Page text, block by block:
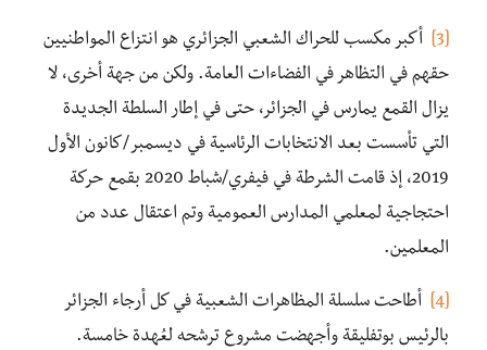
[3]
أكبر مكسب للحراك الشعبي الجزائري هو انتزاع المواطنيين
حقهم في التظاهر في الفضاءات العامة. ولكن من جهة أخرى، لا
يزال القمع يمارس في الجزائر، حتى في إطار السلطة الجديدة
التي تأسست بعد الانتخابات الرئاسية في ديسمبر/كانون الأول
2019، إذ قامت الشرطة في فيفري/شباط 2020 بقمع حركة
احتجاجية لمعلمي المدارس العمومية وتم اعتقال عدد من
المعلمين.
[4]
أطاحت سلسلة المظاهرات الشعبية في كل أرجاء الجزائر
بالرئيس بوتفليقة وأجهضت مشروع ترشحه لعُهدة خامسة.